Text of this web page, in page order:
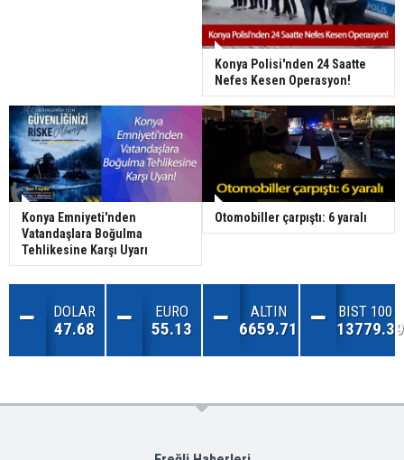
Konya Polisi'nden 24 Saatte
Nefes Kesen Operasyon!
Konya Emniyeti'nden
Vatandaşlara Boğulma
Tehlikesine Karşı Uyarı
Otomobiller çarpıştı: 6 yaralı
DOLAR
47.68
EURO
55.13
ALTIN
6659.71
BIST 100
13779.39